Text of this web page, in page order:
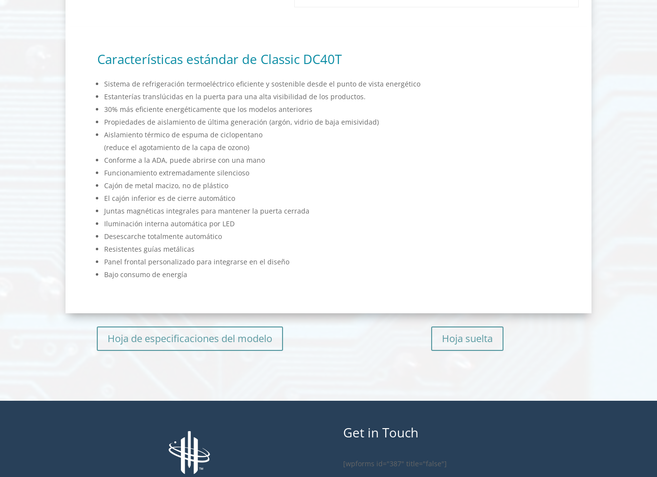
Características estándar de Classic DC40T
Sistema de refrigeración termoeléctrico eficiente y sostenible desde el punto de vista energético
Estanterías translúcidas en la puerta para una alta visibilidad de los productos.
30% más eficiente energéticamente que los modelos anteriores
Propiedades de aislamiento de última generación (argón, vidrio de baja emisividad)
Aislamiento térmico de espuma de ciclopentano
(reduce el agotamiento de la capa de ozono)
Conforme a la ADA, puede abrirse con una mano
Funcionamiento extremadamente silencioso
Cajón de metal macizo, no de plástico
El cajón inferior es de cierre automático
Juntas magnéticas integrales para mantener la puerta cerrada
Iluminación interna automática por LED
Desescarche totalmente automático
Resistentes guías metálicas
Panel frontal personalizado para integrarse en el diseño
Bajo consumo de energía
Hoja de especificaciones del modelo Hoja suelta
Get in Touch
[wpforms id="387" title="false"]